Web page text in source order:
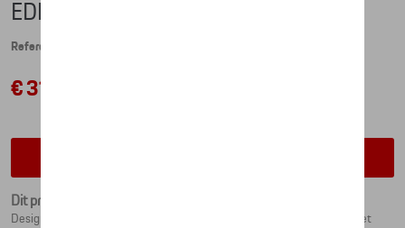
EDITION NO. 3 – CHRISTMAS – LTD.
Referentie: WAP0500010PWBS
€ 31,52
Dit product is momenteel niet op stock
Design op de boom: elke Porsche kerstbal in de vorm van de RS 2.7 met